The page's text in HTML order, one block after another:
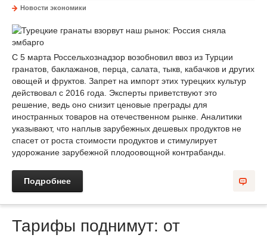
Новости экономики
С 5 марта Россельхознадзор возобновил ввоз из Турции
гранатов, баклажанов, перца, салата, тыкв, кабачков и других
овощей и фруктов. Запрет на импорт этих турецких культур
действовал с 2016 года. Эксперты приветствуют это
решение, ведь оно снизит ценовые преграды для
иностранных товаров на отечественном рынке. Аналитики
указывают, что наплыв зарубежных дешевых продуктов не
спасет от роста стоимости продуктов и стимулирует
удорожание зарубежной плодоовощной контрабанды.
Подробнее
Тарифы поднимут: от